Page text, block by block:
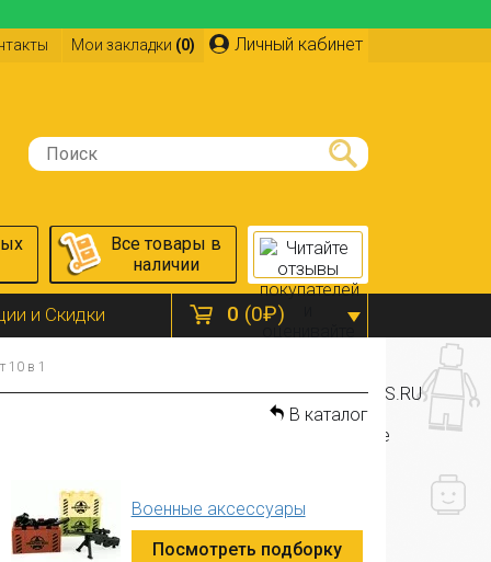
Личный кабинет
Мои закладки (0)
0 (0₽)
Все товары в
наличии
и Скидки
10 в 1
В каталог
Военные аксессуары
Посмотреть подборку